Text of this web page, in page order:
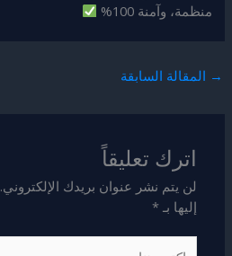
منظمة، وآمنة 100%
→ المقالة السابقة
اترك تعليقاً
لن يتم نشر عنوان بريدك الإلكتروني.
إليها بـ*